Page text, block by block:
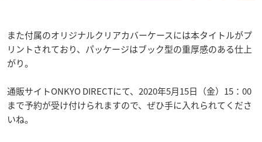
また付属のオリジナルクリアカバーケースには本タイトルがプ
リントされており、パッケージはブック型の重厚感のある仕上
がり。
通販サイトONKYO DIRECTにて、2020年5月15日（金）15：00
まで予約が受け付けられますので、ぜひ手に入れられてくださ
いね。